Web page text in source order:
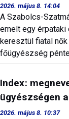
2026. május 8. 14:04
A Szabolcs-
emelt egy érpataki
keresztül fiatal
főügyészség
Index:
ügyészségen
2026. május 8. 10:37